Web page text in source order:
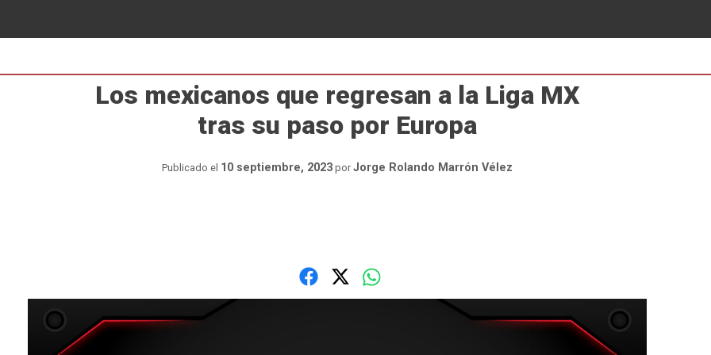
Los mexicanos que regresan a la Liga MX
tras su paso por Europa
Publicado el 10 septiembre, 2023 porJorge Rolando Marrón Vélez